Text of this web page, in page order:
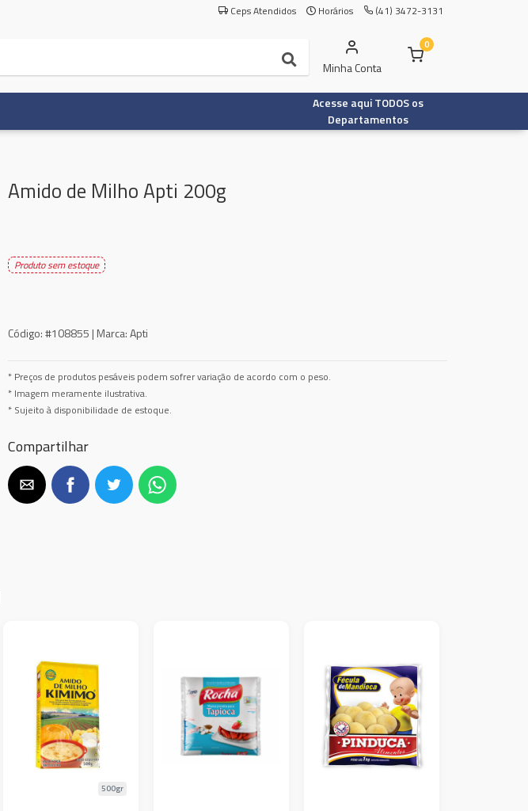
Ceps Atendidos Horários (41) 3472-3131
Minha Conta
0
Acesse aqui TODOS os
Departamentos
Amido de Milho Apti 200g
Produto sem estoque
Código:#108855 | Marca:Apti
* Preços de produtos pesáveis podem sofrer variação de acordo com o peso.
* Imagem meramente ilustrativa.
* Sujeito à disponibilidade de estoque.
Compartilhar
500gr